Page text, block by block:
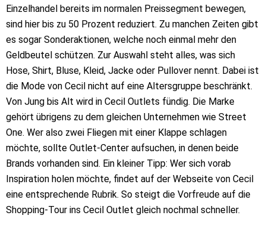
Einzelhandel bereits im normalen Preissegment bewegen,
sind hier bis zu 50 Prozent reduziert. Zu manchen Zeiten gibt
es sogar Sonderaktionen, welche noch einmal mehr den
Geldbeutel schützen. Zur Auswahl steht alles, was sich
Hose, Shirt, Bluse, Kleid, Jacke oder Pullover nennt. Dabei ist
die Mode von Cecil nicht auf eine Altersgruppe beschränkt.
Von Jung bis Alt wird in Cecil Outlets fündig. Die Marke
gehört übrigens zu dem gleichen Unternehmen wie Street
One. Wer also zwei Fliegen mit einer Klappe schlagen
möchte, sollte Outlet-Center aufsuchen, in denen beide
Brands vorhanden sind. Ein kleiner Tipp: Wer sich vorab
Inspiration holen möchte, findet auf der Webseite von Cecil
eine entsprechende Rubrik. So steigt die Vorfreude auf die
Shopping-Tour ins Cecil Outlet gleich nochmal schneller.